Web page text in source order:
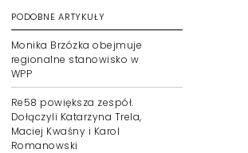
PODOBNE ARTYKUŁY
Monika Brzózka obejmuje
regionalne stanowisko w
WPP
Re58 powiększa zespół.
Dołączyli Katarzyna Trela,
Maciej Kwaśny i Karol
Romanowski